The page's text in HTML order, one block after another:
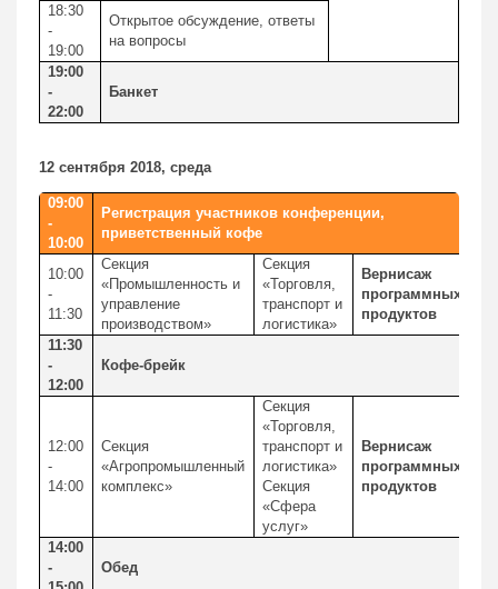
18:30
-
19:00
Открытое обсуждение, ответы
на вопросы
19:00
-
22:00
Банкет
12 сентября 2018, среда
09:00
-
10:00
Регистрация участников конференции,
приветственный кофе
10:00
-
11:30
Секция
«Промышленность и
управление
производством»
Секция
«Торговля,
транспорт и
логистика»
Вернисаж
программных
продуктов
11:30
-
12:00
Кофе-брейк
12:00
-
14:00
Секция
«Агропромышленный
комплекс»
Секция
«Торговля,
транспорт и
логистика»
Секция
«Сфера
услуг»
Вернисаж
программных
продуктов
14:00
-
Обед